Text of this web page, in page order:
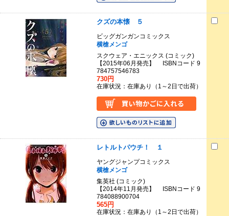
クズの本懐 ５
ビッグガンガンコミックス
横槍メンゴ
スクウェア・エニックス (コミック)
【2015年06月発売】 ISBNコード 9
784757546783
730円
在庫状況：在庫あり（1～2日で出荷）
レトルトパウチ！ １
ヤングジャンプコミックス
横槍メンゴ
集英社 (コミック)
【2014年11月発売】 ISBNコード 9
784088900704
565円
在庫状況：在庫あり（1～2日で出荷）